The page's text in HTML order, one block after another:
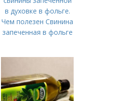
в духовке в фольге.
Чем полезен Свинина
запеченная в фольге